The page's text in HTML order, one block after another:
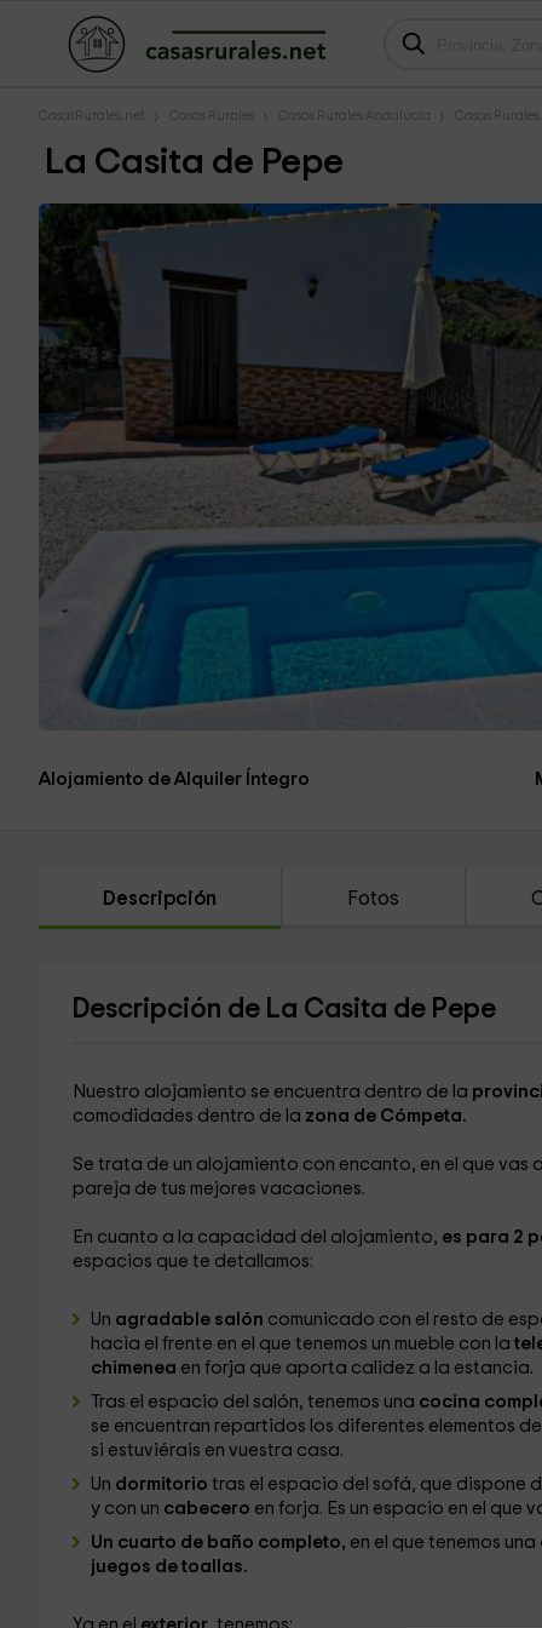
CasasRurales.net Casas Rurales Casas Rurales Andalucía Casas
La Casita de Pepe
Alojamiento de Alquiler Íntegro
Descripción Fotos
Descripción de La Casita de Pepe
Nuestro alojamiento se encuentra dentro de la
comodidades dentro de la zona de Cómpeta.
Se trata de un alojamiento con encanto, en el que vas
pareja de tus mejores vacaciones.
En cuanto a la capacidad del alojamiento, es para 2
espacios que te detallamos:
Un agradable salón comunicado con el resto de
hacia el frente en el que tenemos un mueble con la
chimenea en forja que aporta calidez a la estancia.
Tras el espacio del salón, tenemos una cocina
se encuentran repartidos los diferentes elementos del
si estuviérais en vuestra casa.
Un dormitorio tras el espacio del sofá, que dispone
y con un cabecero en forja. Es un espacio en el que
Un cuarto de baño completo, en el que tenemos una
juegos de toallas.